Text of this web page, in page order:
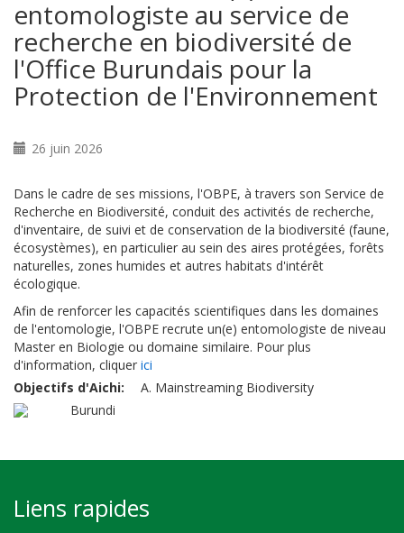
entomologiste au service de
recherche en biodiversité de
l'Office Burundais pour la
Protection de l'Environnement
26 juin 2026
Dans le cadre de ses missions, l'OBPE, à travers son Service de
Recherche en Biodiversité, conduit des activités de recherche,
d'inventaire, de suivi et de conservation de la biodiversité (faune,
écosystèmes), en particulier au sein des aires protégées, forêts
naturelles, zones humides et autres habitats d'intérêt
écologique.
Afin de renforcer les capacités scientifiques dans les domaines
de l'entomologie, l'OBPE recrute un(e) entomologiste de niveau
Master en Biologie ou domaine similaire. Pour plus
d'information, cliquer ici
Objectifs d'Aichi
A. Mainstreaming Biodiversity
Burundi
Liens rapides